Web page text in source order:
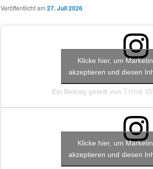
Veröffentlicht am 27. Juli 2026
Ein Beitrag geteilt von 𝕋𝕚𝕞𝕠
Klicke hier, um
akzeptieren und diesen
Klicke hier, um
akzeptieren und diesen